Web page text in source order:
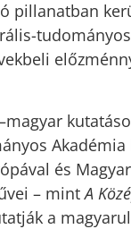
pillanatban
és
– mintA
a